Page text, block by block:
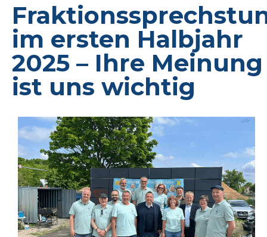
im ersten Halbjahr
2025 – Ihre Meinung
ist uns wichtig